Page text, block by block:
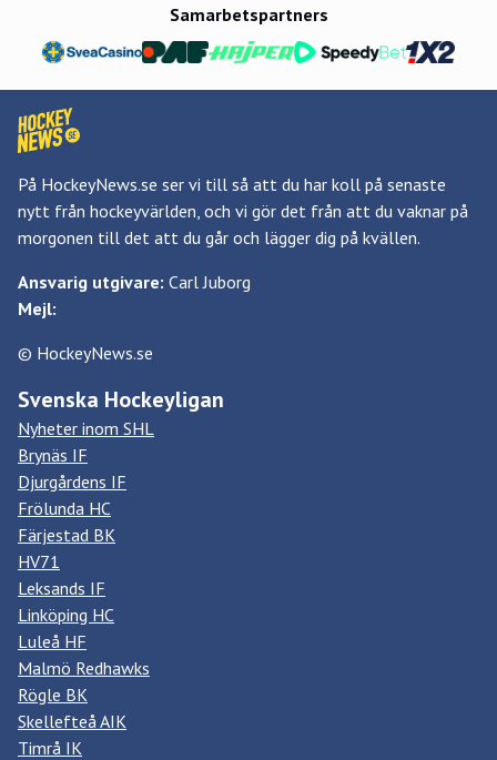
Samarbetspartners
På HockeyNews.se ser vi till så att du har koll på senaste
nytt från hockeyvärlden, och vi gör det från att du vaknar på
morgonen till det att du går och lägger dig på kvällen.
Ansvarig utgivare: Carl Juborg
Mejl:
© HockeyNews.se
Svenska Hockeyligan
Nyheter inom SHL
Brynäs IF
Djurgårdens IF
Frölunda HC
Färjestad BK
HV71
Leksands IF
Linköping HC
Luleå HF
Malmö Redhawks
Rögle BK
Skellefteå AIK
Timrå IK